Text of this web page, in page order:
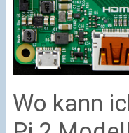
Wo kann